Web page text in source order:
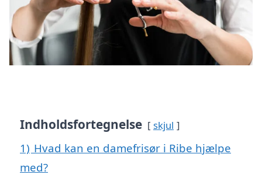
Indholdsfortegnelse skjul
1) Hvad kan en damefrisør i Ribe hjælpe
med?